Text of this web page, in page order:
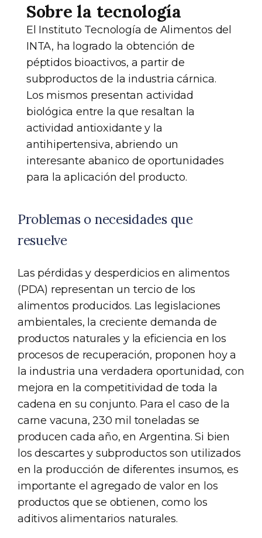
Sobre la tecnología
El Instituto Tecnología de Alimentos del
INTA, ha logrado la obtención de
péptidos bioactivos, a partir de
subproductos de la industria cárnica.
Los mismos presentan actividad
biológica entre la que resaltan la
actividad antioxidante y la
antihipertensiva, abriendo un
interesante abanico de oportunidades
para la aplicación del producto.
Problemas o necesidades que
resuelve
Las pérdidas y desperdicios en alimentos
(PDA) representan un tercio de los
alimentos producidos. Las legislaciones
ambientales, la creciente demanda de
productos naturales y la eficiencia en los
procesos de recuperación, proponen hoy a
la industria una verdadera oportunidad, con
mejora en la competitividad de toda la
cadena en su conjunto. Para el caso de la
carne vacuna, 230 mil toneladas se
producen cada año, en Argentina. Si bien
los descartes y subproductos son utilizados
en la producción de diferentes insumos, es
importante el agregado de valor en los
productos que se obtienen, como los
aditivos alimentarios naturales.